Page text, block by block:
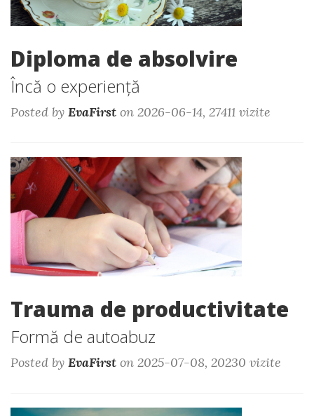
Diploma de absolvire
Încă o experiență
Posted by EvaFirst on 2026-06-14, 27411 vizite
Trauma de productivitate
Formă de autoabuz
Posted by EvaFirst on 2025-07-08, 20230 vizite